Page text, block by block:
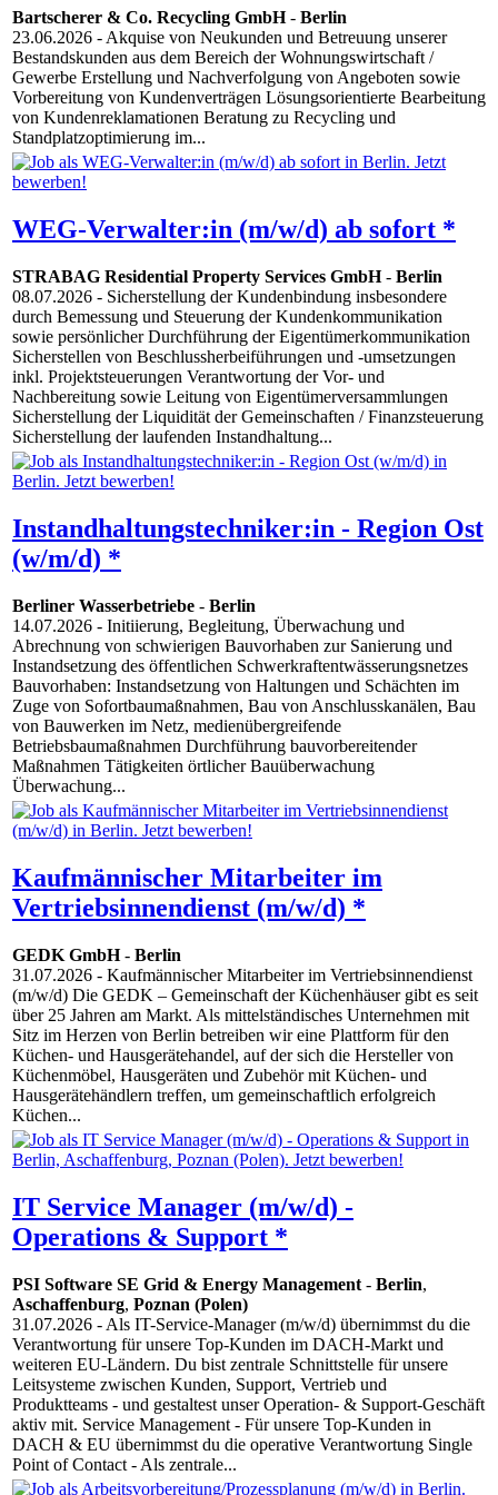
Bartscherer & Co. Recycling GmbH- Berlin
23.06.2026 - Akquise von Neukunden und Betreuung unserer
Bestandskunden aus dem Bereich der Wohnungswirtschaft /
Gewerbe Erstellung und Nachverfolgung von Angeboten sowie
Vorbereitung von Kundenverträgen Lösungsorientierte Bearbeitung
von Kundenreklamationen Beratung zu Recycling und
Standplatzoptimierung im...
WEG-Verwalter:in (m/w/d) ab sofort *
STRABAG Residential Property Services GmbH- Berlin
08.07.2026 - Sicherstellung der Kundenbindung insbesondere
durch Bemessung und Steuerung der Kundenkommunikation
sowie persönlicher Durchführung der Eigentümerkommunikation
Sicherstellen von Beschlussherbeiführungen und -umsetzungen
inkl. Projektsteuerungen Verantwortung der Vor- und
Nachbereitung sowie Leitung von Eigentümerversammlungen
Sicherstellung der Liquidität der Gemeinschaften / Finanzsteuerung
Sicherstellung der laufenden Instandhaltung...
Instandhaltungstechniker:in - Region Ost
(w/m/d) *
Berliner Wasserbetriebe - Berlin
14.07.2026 - Initiierung, Begleitung, Überwachung und
Abrechnung von schwierigen Bauvorhaben zur Sanierung und
Instandsetzung des öffentlichen Schwerkraftentwässerungsnetzes
Bauvorhaben: Instandsetzung von Haltungen und Schächten im
Zuge von Sofortbaumaßnahmen, Bau von Anschlusskanälen, Bau
von Bauwerken im Netz, medienübergreifende
Betriebsbaumaßnahmen Durchführung bauvorbereitender
Maßnahmen Tätigkeiten örtlicher Bauüberwachung
Überwachung...
Kaufmännischer Mitarbeiter im
Vertriebsinnendienst (m/w/d) *
GEDK GmbH- Berlin
31.07.2026 - Kaufmännischer Mitarbeiter im Vertriebsinnendienst
(m/w/d) Die GEDK – Gemeinschaft der Küchenhäuser gibt es seit
über 25 Jahren am Markt. Als mittelständisches Unternehmen mit
Sitz im Herzen von Berlin betreiben wir eine Plattform für den
Küchen- und Hausgerätehandel, auf der sich die Hersteller von
Küchenmöbel, Hausgeräten und Zubehör mit Küchen- und
Hausgerätehändlern treffen, um gemeinschaftlich erfolgreich
Küchen...
IT Service Manager (m/w/d) -
Operations & Support *
PSI Software SE Grid & Energy Management - Berlin,
Aschaffenburg, Poznan (Polen)
31.07.2026 - Als IT-Service-Manager (m/w/d) übernimmst du die
Verantwortung für unsere Top-Kunden im DACH-Markt und
weiteren EU-Ländern. Du bist zentrale Schnittstelle für unsere
Leitsysteme zwischen Kunden, Support, Vertrieb und
Produktteams - und gestaltest unser Operation- & Support-Geschäft
aktiv mit. Service Management - Für unsere Top-Kunden in
DACH & EU übernimmst du die operative Verantwortung Single
Point of Contact - Als zentrale...